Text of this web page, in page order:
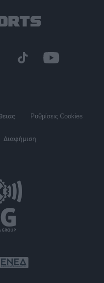
Ρυθμίσεις Cookies
Διαφήμιση